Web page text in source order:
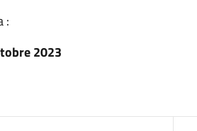
:
2023